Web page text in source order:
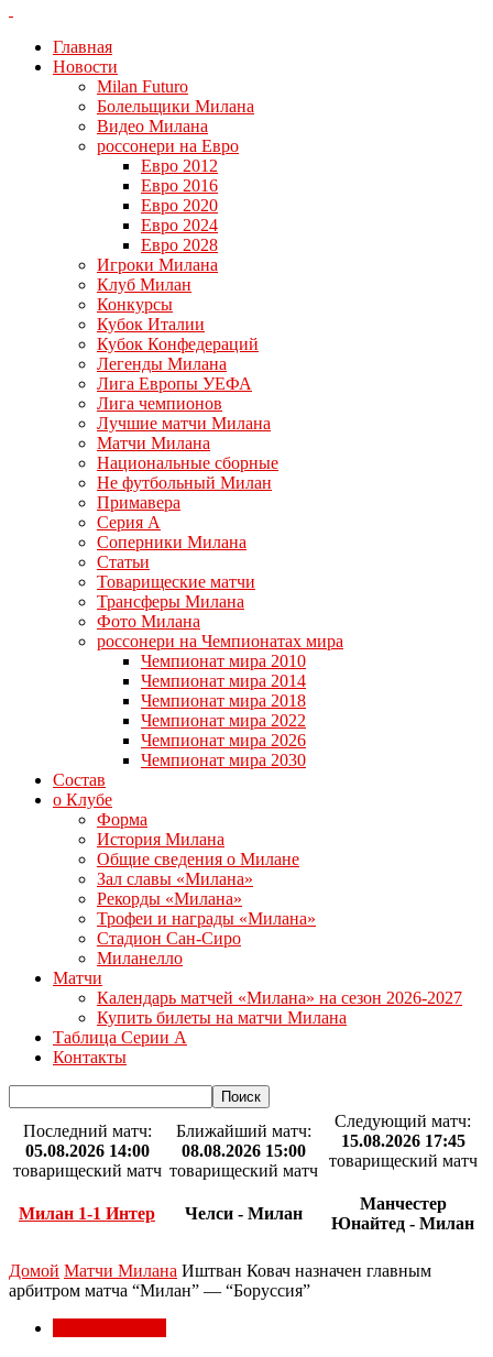
Главная
Новости
Milan Futuro
Болельщики Милана
Видео Милана
россонери на Евро
Евро 2012
Евро 2016
Евро 2020
Евро 2024
Евро 2028
Игроки Милана
Клуб Милан
Конкурсы
Кубок Италии
Кубок Конфедераций
Легенды Милана
Лига Европы УЕФА
Лига чемпионов
Лучшие матчи Милана
Матчи Милана
Национальные сборные
Не футбольный Милан
Примавера
Серия А
Соперники Милана
Статьи
Товарищеские матчи
Трансферы Милана
Фото Милана
россонери на Чемпионатах мира
Чемпионат мира 2010
Чемпионат мира 2014
Чемпионат мира 2018
Чемпионат мира 2022
Чемпионат мира 2026
Чемпионат мира 2030
Состав
о Клубе
Форма
История Милана
Общие сведения о Милане
Зал славы «Милана»
Рекорды «Милана»
Трофеи и награды «Милана»
Стадион Сан-Сиро
Миланелло
Матчи
Календарь матчей «Милана» на сезон 2026-2027
Купить билеты на матчи Милана
Таблица Серии А
Контакты
Последний матч:
05.08.2026 14:00
товарищеский матч
Милан 1-1 Интер
Ближайший матч:
08.08.2026 15:00
товарищеский матч
Челси - Милан
Следующий матч:
15.08.2026 17:45
товарищеский матч
Манчестер
Юнайтед - Милан
Домой Матчи Милана Иштван Ковач назначен главным
арбитром матча “Милан” — “Боруссия”